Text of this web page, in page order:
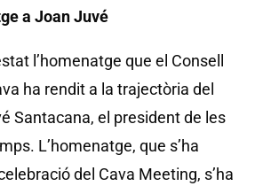
a Joan Juvé
l’homenatge que el Consell
ha rendit a la trajectòria del
Santacana, el president de les
L’homenatge, que s’ha
del Cava Meeting, s’ha